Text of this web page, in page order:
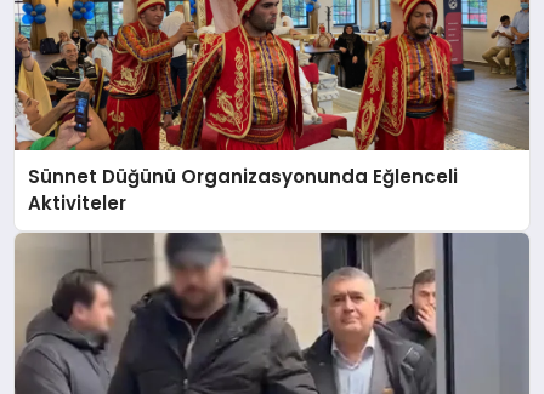
Sünnet Düğünü Organizasyonunda Eğlenceli
Aktiviteler